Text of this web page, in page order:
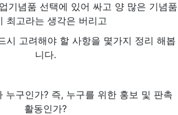
기념품 선택에 있어 싸고 양 많은 기념품
최고라는 생각은 버리고
시 고려해야 할 사항을 몇가지 정리 해봅
니다.
누구인가? 즉, 누구를 위한 홍보 및 판촉
활동인가?